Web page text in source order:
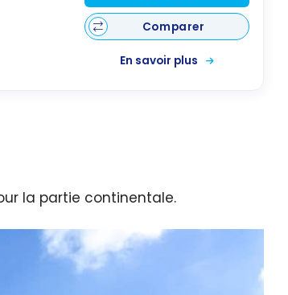
Comparer
En savoir plus
la partie continentale.